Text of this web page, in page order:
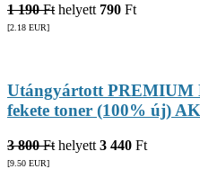
1 190 Ft helyett 790 Ft
[2.18 EUR]
Utángyártott PREMIUM
fekete toner (100% új)
3 800 Ft helyett 3 440 Ft
[9.50 EUR]